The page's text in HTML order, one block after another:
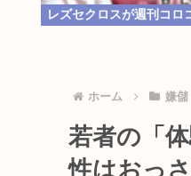
レズセクロスが週刊コロ
ホーム 嫌儲
若者の「
性はおっ